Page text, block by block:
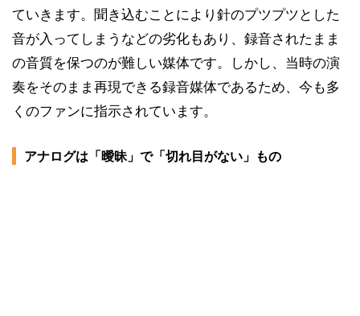
ていきます。聞き込むことにより針のプツプツとした
音が入ってしまうなどの劣化もあり、録音されたまま
の音質を保つのが難しい媒体です。しかし、当時の演
奏をそのまま再現できる録音媒体であるため、今も多
くのファンに指示されています。
アナログは「曖昧」で「切れ目がない」もの